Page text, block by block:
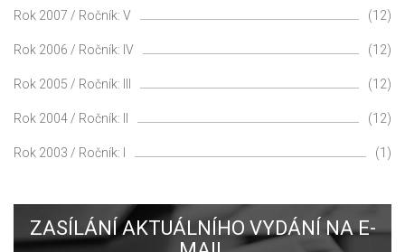
Rok 2007 / Ročník: V (12)
Rok 2006 / Ročník: IV (12)
Rok 2005 / Ročník: III (12)
Rok 2004 / Ročník: II (12)
Rok 2003 / Ročník: I (1)
ZASÍLÁNÍ AKTUÁLNÍHO VYDÁNÍ NA E-